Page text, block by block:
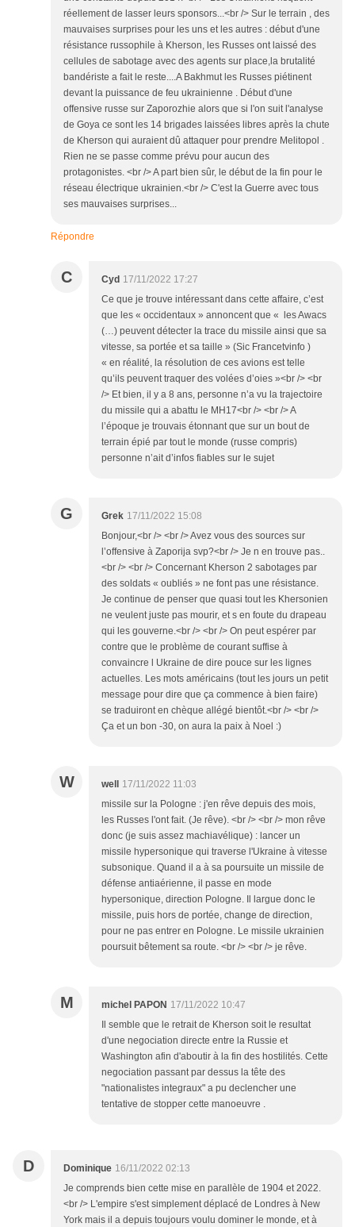
réellement de lasser leurs sponsors...<br /> Sur le terrain , des
mauvaises surprises pour les uns et les autres : début d'une
résistance russophile à Kherson, les Russes ont laissé des
cellules de sabotage avec des agents sur place,la brutalité
bandériste a fait le reste....A Bakhmut les Russes piétinent
devant la puissance de feu ukrainienne . Début d'une
offensive russe sur Zaporozhie alors que si l'on suit l'analyse
de Goya ce sont les 14 brigades laissées libres après la chute
de Kherson qui auraient dû attaquer pour prendre Melitopol .
Rien ne se passe comme prévu pour aucun des
protagonistes. <br /> A part bien sûr, le début de la fin pour le
réseau électrique ukrainien.<br /> C'est la Guerre avec tous
ses mauvaises surprises...
Répondre
C Cyd 17/11/2022 17:27
Ce que je trouve intéressant dans cette affaire, c’est
que les « occidentaux » annoncent que « les Awacs
(…) peuvent détecter la trace du missile ainsi que sa
vitesse, sa portée et sa taille » (Sic Francetvinfo )
« en réalité, la résolution de ces avions est telle
qu’ils peuvent traquer des volées d’oies »<br /> <br
/> Et bien, il y a 8 ans, personne n’a vu la trajectoire
du missile qui a abattu le MH17<br /> <br /> A
l’époque je trouvais étonnant que sur un bout de
terrain épié par tout le monde (russe compris)
personne n’ait d’infos fiables sur le sujet
G Grek 17/11/2022 15:08
Bonjour,<br /> <br /> Avez vous des sources sur
l’offensive à Zaporija svp?<br /> Je n en trouve pas..
<br /> <br /> Concernant Kherson 2 sabotages par
des soldats « oubliés » ne font pas une résistance.
Je continue de penser que quasi tout les Khersonien
ne veulent juste pas mourir, et s en foute du drapeau
qui les gouverne.<br /> <br /> On peut espérer par
contre que le problème de courant suffise à
convaincre l Ukraine de dire pouce sur les lignes
actuelles. Les mots américains (tout les jours un petit
message pour dire que ça commence à bien faire)
se traduiront en chèque allégé bientôt.<br /> <br />
Ça et un bon -30, on aura la paix à Noel :)
W well
17/11/2022 11:03
missile sur la Pologne : j'en rêve depuis des mois,
les Russes l'ont fait. (Je rêve). <br /> <br /> mon rêve
donc (je suis assez machiavélique) : lancer un
missile hypersonique qui traverse l'Ukraine à vitesse
subsonique. Quand il a à sa poursuite un missile de
défense antiaérienne, il passe en mode
hypersonique, direction Pologne. Il largue donc le
missile, puis hors de portée, change de direction,
pour ne pas entrer en Pologne. Le missile ukrainien
poursuit bêtement sa route. <br /> <br /> je rêve.
M michel PAPON 17/11/2022 10:47
Il semble que le retrait de Kherson soit le resultat
d'une negociation directe entre la Russie et
Washington afin d'aboutir à la fin des hostilités. Cette
negociation passant par dessus la tête des
"nationalistes integraux" a pu declencher une
tentative de stopper cette manoeuvre .
D Dominique 16/11/2022 02:13
Je comprends bien cette mise en parallèle de 1904 et 2022.
<br /> L'empire s'est simplement déplacé de Londres à New
York mais il a depuis toujours voulu dominer le monde, et à